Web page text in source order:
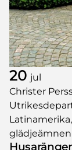
20 jul
Christer
glädjeämnen